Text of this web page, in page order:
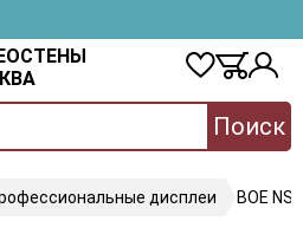
Поиск
дисплеи BOE